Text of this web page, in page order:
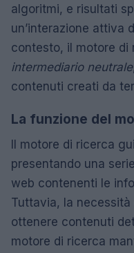
algoritmi, e risultati
un’interazione attiva
contesto, il motore di
intermediario neutrale
contenuti creati da
La funzione del
Il motore di ricerca
presentando una
web contenenti le
Tuttavia, la
ottenere contenuti
motore di ricerca